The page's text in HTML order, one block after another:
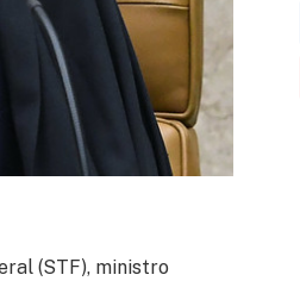
(STF), ministro